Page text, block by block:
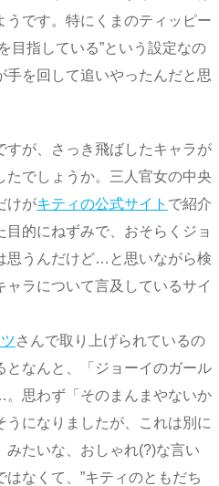
です。特にくまのティッピー
目指している”という設定なの
を回して追いやったんだと思
すが、さっき飛ばしたキャラが
たでしょうか。三人官女の中央
けがキティの公式サイト で紹介
目的にねずみで、おそらくジョ
思うんだけど…と思いながら検
ラについて言及しているサイ
さんで取り上げられているの
となんと、「ジョーイのガール
思わず「そのまんまやないか
になりましたが、これは別に
みたいな、おしゃれ(?)な言い
なくて、”キティのともだち